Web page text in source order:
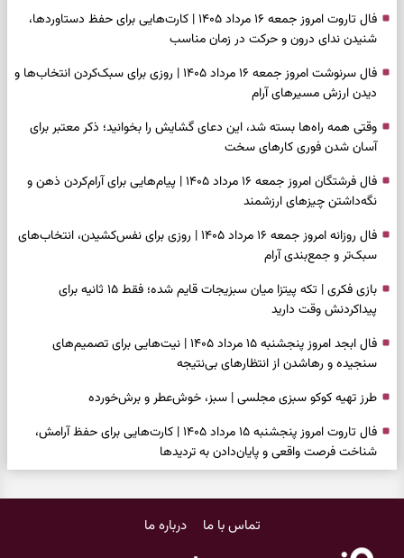
فال تاروت امروز جمعه ۱۶ مرداد ۱۴۰۵ | کارت‌هایی برای حفظ دستاوردها،
شنیدن ندای درون و حرکت در زمان مناسب
فال سرنوشت امروز جمعه ۱۶ مرداد ۱۴۰۵ | روزی برای سبک‌کردن انتخاب‌ها و
دیدن ارزش مسیرهای آرام
وقتی همه راه‌ها بسته شد، این دعای گشایش را بخوانید؛ ذکر معتبر برای
آسان شدن فوری کارهای سخت
فال فرشتگان امروز جمعه ۱۶ مرداد ۱۴۰۵ | پیام‌هایی برای آرام‌کردن ذهن و
نگه‌داشتن چیزهای ارزشمند
فال روزانه امروز جمعه ۱۶ مرداد ۱۴۰۵ | روزی برای نفس‌کشیدن، انتخاب‌های
سبک‌تر و جمع‌بندی آرام
بازی فکری | تکه پیتزا میان سبزیجات قایم شده؛ فقط ۱۵ ثانیه برای
پیداکردنش وقت دارید
فال ابجد امروز پنجشنبه ۱۵ مرداد ۱۴۰۵ | نیت‌هایی برای تصمیم‌های
سنجیده و رهاشدن از انتظارهای بی‌نتیجه
طرز تهیه کوکو سبزی مجلسی | سبز، خوش‌عطر و برش‌خورده
فال تاروت امروز پنجشنبه ۱۵ مرداد ۱۴۰۵ | کارت‌هایی برای حفظ آرامش،
شناخت فرصت واقعی و پایان‌دادن به تردیدها
تماس با ما درباره ما